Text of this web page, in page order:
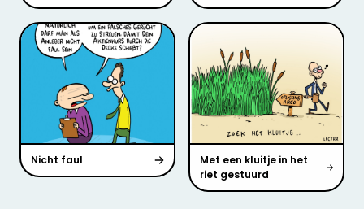
Nicht faul
Met een kluitje in het
riet gestuurd